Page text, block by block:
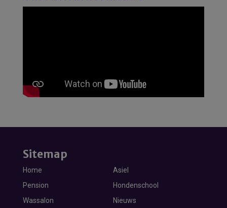
Sitemap
Home
Asiel
Pension
Hondenschool
Wassalon
Nieuws